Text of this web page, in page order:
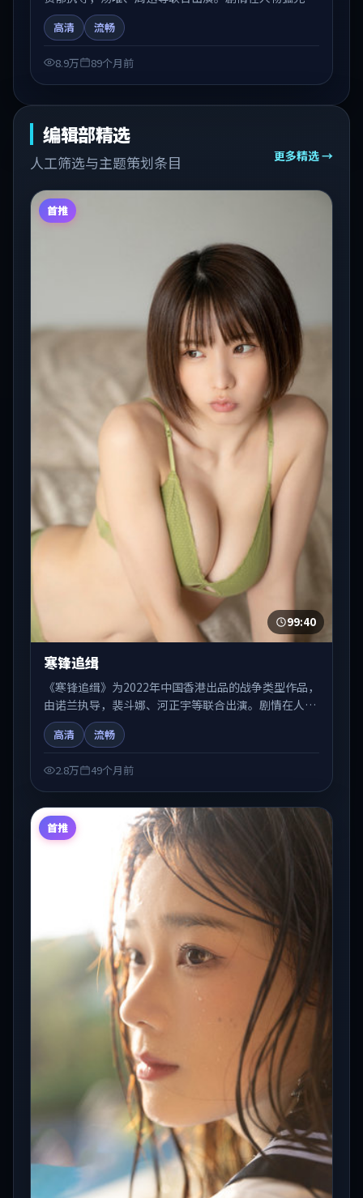
节奏推进中展开，兼具叙事张力与视听质感。可与站内
国产剧、电影、综艺片单交叉检索，便于「国产在线观
高清 流畅
8.9万 89个月前
编辑部精选
人工筛选与主题策划条目 更多精选 →
首推
99:40
寒锋追缉
《寒锋追缉》为2022年中国香港出品的战争类型作品，
由诺兰执导，裴斗娜、河正宇等联合出演。剧情在人物
弧光与节奏推进中展开，兼具叙事张力与视听质感。适
合关注国产在线观看、热播国产剧与院线佳片的观众收
高清 流畅
2.8万 49个月前
首推